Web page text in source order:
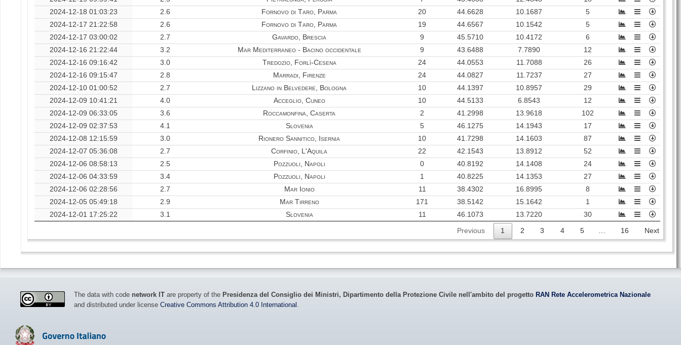
2024-12-18 01:03:23
2.6 Fornovo di Taro, Parma 20 44.6628 10.1687
5
2024-12-17 21:22:58
2.6 Fornovo di Taro, Parma 19 44.6567 10.1542
5
2024-12-17 03:00:02
2.7 Gavardo, Brescia 9 45.5710 10.4172
6
2024-12-16 21:22:44
3.2 Mar Mediterraneo - Bacino occidentale 9 43.6488 7.7890
12
2024-12-16 09:16:42
3.0 Tredozio, Forlì-Cesena 24 44.0553 11.7088
26
2024-12-16 09:15:47
2.8 Marradi, Firenze 24 44.0827 11.7237
27
2024-12-10 01:00:52
2.7 Lizzano in Belvedere, Bologna 10 44.1397 10.8957
29
2024-12-09 10:41:21
4.0 Acceglio, Cuneo 10 44.5133 6.8543
12
2024-12-09 06:33:05
3.6 Roccamonfina, Caserta 2 41.2998 13.9618
102
2024-12-09 02:37:53
4.1 Slovenia 5 46.1275 14.1943
17
2024-12-08 12:15:59
3.0 Rionero Sannitico, Isernia 10 41.7298 14.1603
87
2024-12-07 05:36:08
2.7 Corfinio, L'Aquila 22 42.1543 13.8912
52
2024-12-06 08:58:13
2.5 Pozzuoli, Napoli 0 40.8192 14.1408
24
2024-12-06 04:33:59
3.4 Pozzuoli, Napoli 1 40.8225 14.1353
27
2024-12-06 02:28:56
2.7 Mar Ionio 11 38.4302 16.8995
8
2024-12-05 05:49:18
2.9 Mar Tirreno 171 38.5142 15.1642
1
2024-12-01 17:25:22
3.1 Slovenia 11 46.1073 13.7220 30
Previous 1 2 3 4 5 16 Next
The data with code network IT are property of the Presidenza del Consiglio dei Ministri, Dipartimento della Protezione Civile nell'ambito del progetto RAN Rete Accelerometrica Nazionale
and distributed under license Creative Commons Attribution 4.0 International .